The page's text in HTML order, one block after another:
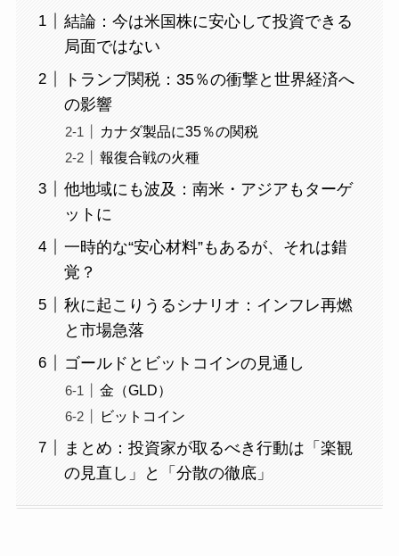
結論：今は米国株に安心して投資できる
局面ではない
トランプ関税：35％の衝撃と世界経済へ
の影響
カナダ製品に35％の関税
報復合戦の火種
他地域にも波及：南米・アジアもターゲ
ットに
一時的な“安心材料”もあるが、それは錯
覚？
秋に起こりうるシナリオ：インフレ再燃
と市場急落
ゴールドとビットコインの見通し
金（GLD）
ビットコイン
まとめ：投資家が取るべき行動は「楽観
の見直し」と「分散の徹底」